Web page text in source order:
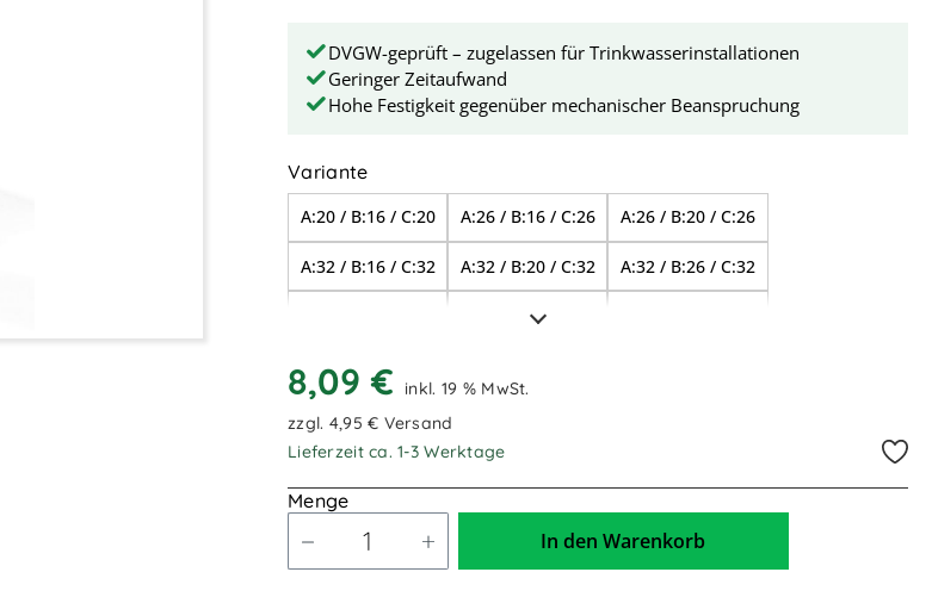
DVGW-geprüft – zugelassen für Trinkwasserinstallationen
Geringer Zeitaufwand
Hohe Festigkeit gegenüber mechanischer Beanspruchung
Varianteauswählen
A:20 / B:16 / C:20 A:26 / B:16 / C:26 A:26 / B:20 / C:26
A:32 / B:16 / C:32 A:32 / B:20 / C:32 A:32 / B:26 / C:32
A:20 / B:26 / C:20
A:20 / B:16 / C:16
A:26 / B:20 / C:20
A:32 / B:26 / C:26
8,09 €
inkl. 19 % MwSt.
zzgl. 4,95 € Versand
Lieferzeit ca. 1-3 Werktage
Menge
In den Warenkorb